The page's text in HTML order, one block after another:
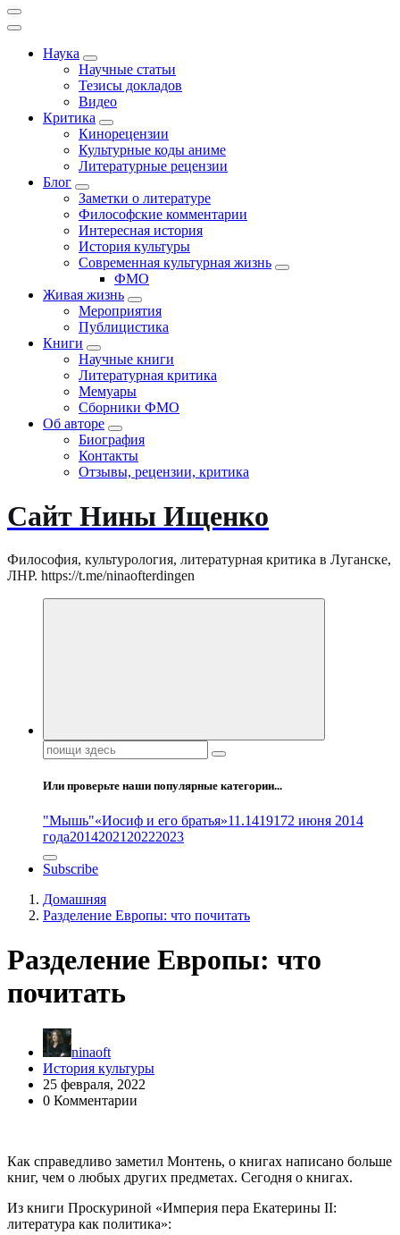
Наука
Научные статьи
Тезисы докладов
Видео
Критика
Кинорецензии
Культурные коды аниме
Литературные рецензии
Блог
Заметки о литературе
Философские комментарии
Интересная история
История культуры
Современная культурная жизнь
ФМО
Живая жизнь
Мероприятия
Публицистика
Книги
Научные книги
Литературная критика
Мемуары
Сборники ФМО
Об авторе
Биография
Контакты
Отзывы, рецензии, критика
Сайт Нины Ищенко
Философия, культурология, литературная критика в Луганске,
ЛНР. https://t.me/ninaofterdingen
Поиск:
Или проверьте наши популярные категории...
"Мышь"«Иосиф и его братья»11.1419172 июня 2014
года2014202120222023
Subscribe
Домашняя
Разделение Европы: что почитать
Разделение Европы: что
почитать
ninaoft
История культуры
25 февраля, 2022
0 Комментарии
Как справедливо заметил Монтень, о книгах написано больше
книг, чем о любых других предметах. Сегодня о книгах.
Из книги Проскуриной «Империя пера Екатерины II:
литература как политика»: